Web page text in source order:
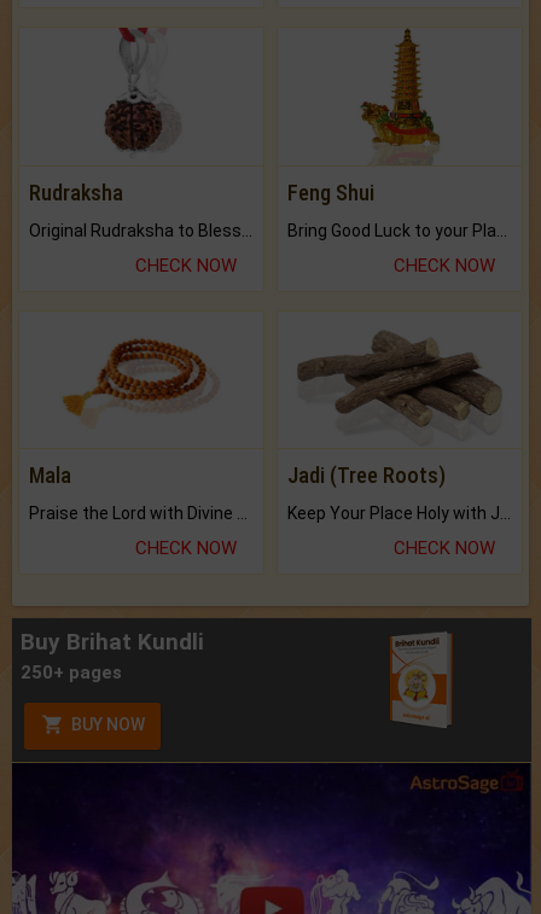
Rudraksha
CHECK NOW
Feng Shui
CHECK NOW
Mala
Praise the Lord with Divine Energies of Mala.
CHECK NOW
Jadi (Tree Roots)
Keep Your Place Holy with Jadi.
CHECK NOW
Buy Brihat Kundli
250+ pages
BUY NOW